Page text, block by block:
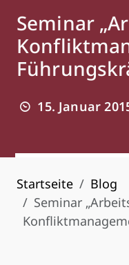
Seminar
15. Januar
Startseite
Blog
Seminar